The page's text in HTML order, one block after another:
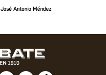
José Antonio Méndez